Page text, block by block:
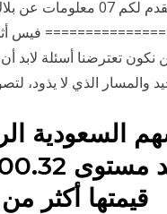
فيس
تعترضنا أسئلة
والمسار الذي لا يذود،
قيمتها أكثر من 2.6 مليار ريال. وبلغ عدد ا